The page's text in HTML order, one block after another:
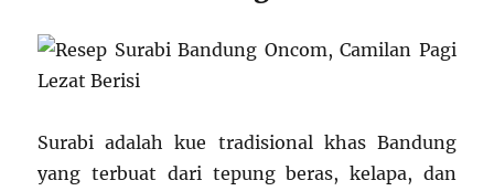
Surabi adalah kue tradisional khas Bandung
yang terbuat dari tepung beras, kelapa, dan